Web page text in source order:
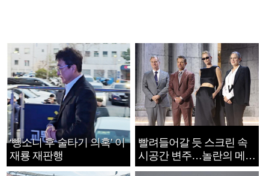
‘뺑소니 후 술타기 의혹’ 이
재룡 재판행
빨려들어갈 듯 스크린 속
시공간 변주…놀란의 메시
지는 ‘전쟁 속죄’